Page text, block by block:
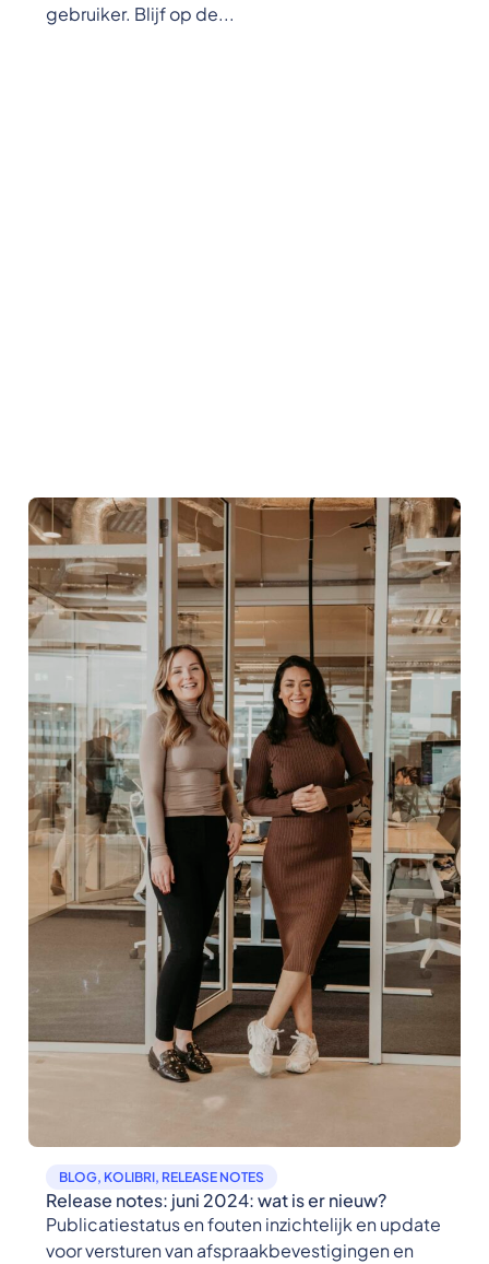
gebruiker. Blijf op de...
BLOG, KOLIBRI, RELEASE NOTES
Release notes: juni 2024: wat is er nieuw?
Publicatiestatus en fouten inzichtelijk en update
voor versturen van afspraakbevestigingen en